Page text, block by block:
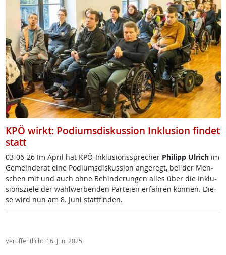
KPÖ wirkt: Podiumsdiskussion Inklusion findet
statt
03-06-26 Im April ha­t K­PÖ-In­k­lu­si­ons­sp­re­cherPhi­l­ipp Ul­rich im
Ge­mein­de­rat ei­ne Po­di­ums­dis­kus­si­on an­ge­regt, bei der Men­
schen mit und auch oh­ne Be­hin­de­run­gen al­les über die In­k­lu­
si­ons­zie­le der wahl­wer­ben­den Par­tei­en er­fah­ren kön­nen. Die­
se wird nun am 8. Ju­ni statt­fin­den.
Veröffentlicht: 16. Juni 2025